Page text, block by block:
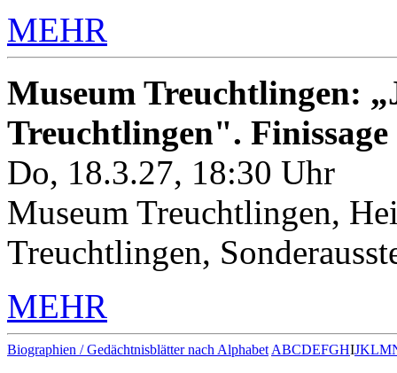
MEHR
Museum Treuchtlingen:
Treuchtlingen". Finissage
Do, 18.3.27, 18:30 Uhr
Museum Treuchtlingen,
Treuchtlingen,
MEHR
Biographien / Gedächtnisblätter nach Alphabet ABCDEFGHIJKLM